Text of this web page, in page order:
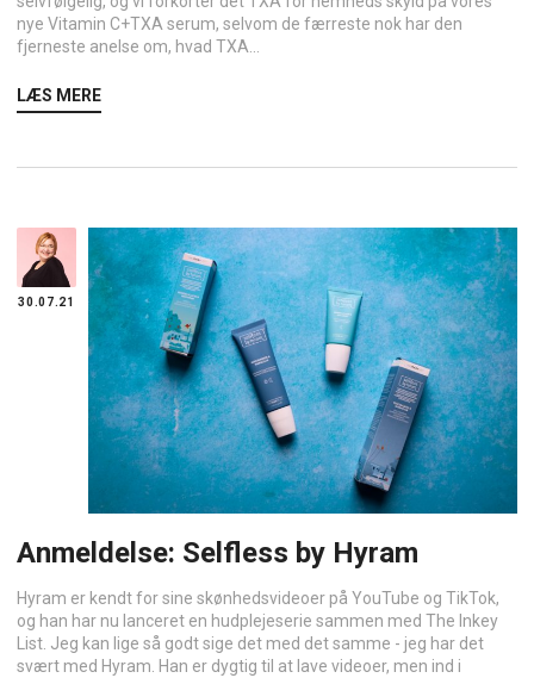
nye Vitamin C+TXA serum, selvom de færreste nok har den
fjerneste anelse om, hvad TXA...
LÆS MERE
30.07.21
Anmeldelse: Selfless by Hyram
Hyram er kendt for sine skønhedsvideoer på YouTube og TikTok,
og han har nu lanceret en hudplejeserie sammen med The Inkey
List. Jeg kan lige så godt sige det med det samme - jeg har det
svært med Hyram. Han er dygtig til at lave videoer, men ind i